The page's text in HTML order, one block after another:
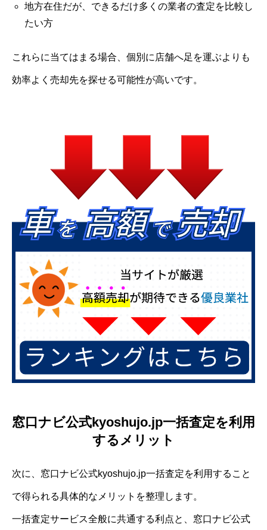
地方在住だが、できるだけ多くの業者の査定を比較し
たい方
これらに当てはまる場合、個別に店舗へ足を運ぶよりも
効率よく売却先を探せる可能性が高いです。
窓口ナビ公式kyoshujo.jp一括査定を利用
するメリット
次に、窓口ナビ公式kyoshujo.jp一括査定を利用すること
で得られる具体的なメリットを整理します。
一括査定サービス全般に共通する利点と、窓口ナビ公式